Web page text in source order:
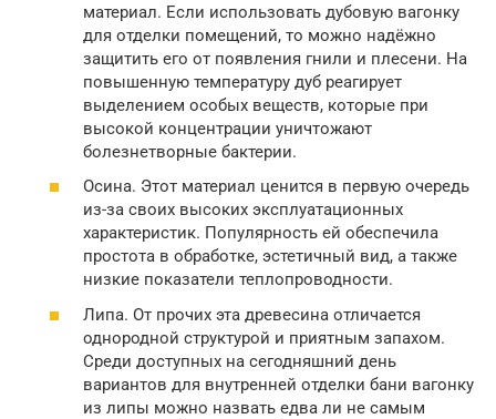
материал. Если использовать дубовую вагонку
для отделки помещений, то можно надёжно
защитить его от появления гнили и плесени. На
повышенную температуру дуб реагирует
выделением особых веществ, которые при
высокой концентрации уничтожают
болезнетворные бактерии.
Осина. Этот материал ценится в первую очередь
из-за своих высоких эксплуатационных
характеристик. Популярность ей обеспечила
простота в обработке, эстетичный вид, а также
низкие показатели теплопроводности.
Липа. От прочих эта древесина отличается
однородной структурой и приятным запахом.
Среди доступных на сегодняшний день
вариантов для внутренней отделки бани вагонку
из липы можно назвать едва ли не самым